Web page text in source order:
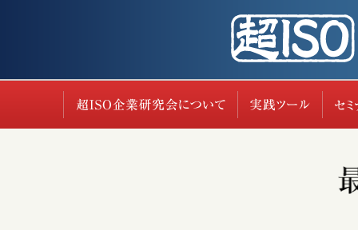
超ISO企業研究会に